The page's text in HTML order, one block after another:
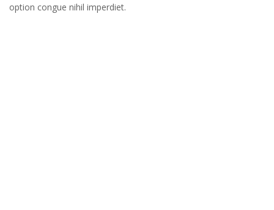
option congue nihil imperdiet.